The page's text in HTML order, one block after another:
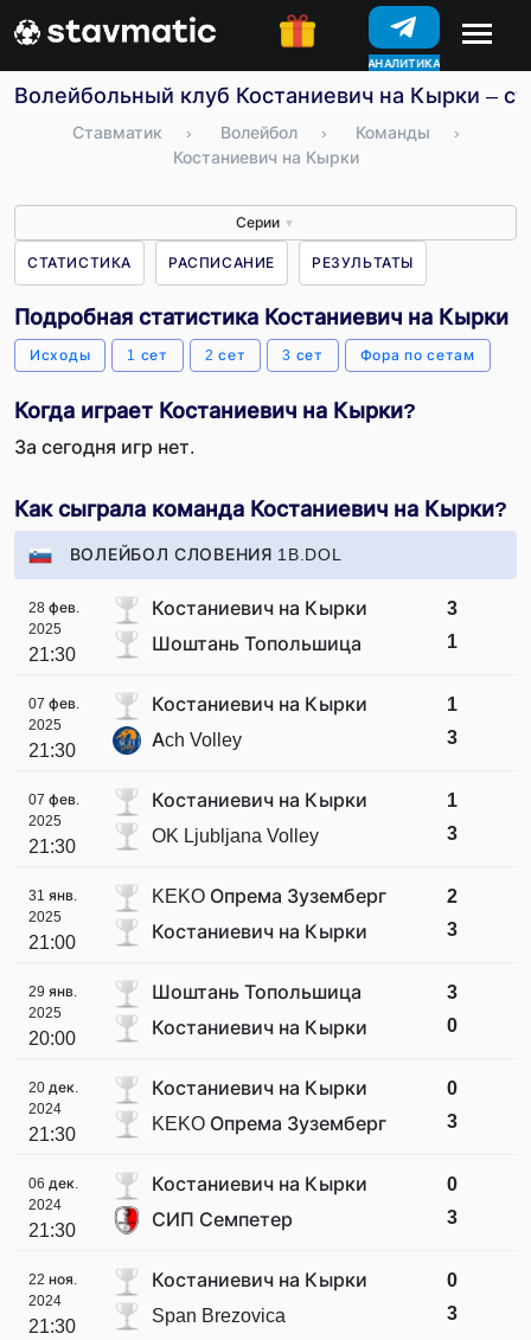
АНАЛИТИКА
КОНКУРСЫ
Волейбольный клуб Костаниевич на Кырки –
Ставматик › Волейбол › Команды
›
Костаниевич на Кырки
Серии ▼
СТАТИСТИКА РАСПИСАНИЕ РЕЗУЛЬТАТЫ
Подробная статистика Костаниевич на Кырки
Исходы 1 сет 2 сет 3 сет Фора по сетам
Когда играет Костаниевич на Кырки?
За сегодня игр нет.
Как сыграла команда Костаниевич на Кырки?
ВОЛЕЙБОЛ СЛОВЕНИЯ 1B.DOL
28 фев.
2025
21:30
Костаниевич на Кырки
Шоштань Топольшица
3
1
07 фев.
2025
21:30
Костаниевич на Кырки
Ach Volley
1
3
07 фев.
2025
21:30
Костаниевич на Кырки
OK Ljubljana Volley
1
3
31 янв.
2025
21:00
KEKO Опрема Зуземберг
Костаниевич на Кырки
2
3
29 янв.
2025
20:00
Шоштань Топольшица
Костаниевич на Кырки
3
0
20 дек.
2024
21:30
Костаниевич на Кырки
KEKO Опрема Зуземберг
0
3
06 дек.
2024
21:30
Костаниевич на Кырки
СИП Семпетер
0
3
22 ноя.
2024
21:30
Костаниевич на Кырки
Span Brezovica
0
3